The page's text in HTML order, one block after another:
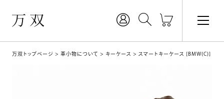
万双トップページ 革小物について キーケース スマートキーケース [BMW(C)]